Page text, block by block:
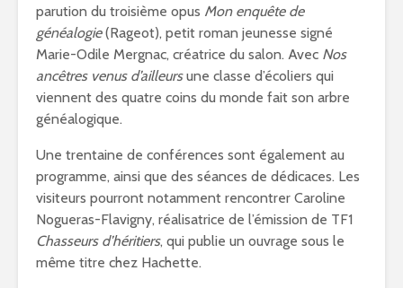
parution du troisième opus Mon enquête de
généalogie(Rageot), petit roman jeunesse signé
Marie-Odile Mergnac, créatrice du salon. Avec Nos
ancêtres venus d’ailleursune classe d’écoliers qui
viennent des quatre coins du monde fait son arbre
généalogique.
Une trentaine de conférences sont également au
programme, ainsi que des séances de dédicaces. Les
visiteurs pourront notamment rencontrer Caroline
Nogueras-Flavigny, réalisatrice de l’émission de TF1
Chasseurs d’héritiers, qui publie un ouvrage sous le
même titre chez Hachette.